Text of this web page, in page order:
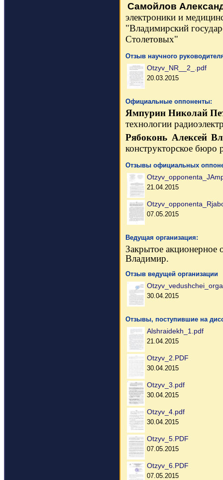
Самойлов
электроники и
"Владимирский
Столетовых"
Отзыв научного
Otzyv_NR__2_.pdf
20.03.2015
Официальные оппоненты:
Ямпурин Николай
технологии
Рябоконь Алексей
конструкторское бюро
Отзывы официальных
21.04.2015
07.05.2015
Ведущая организация:
Закрытое акционерное
Владимир.
Отзыв ведущей организации
30.04.2015
Отзывы, поступившие на
Alshraidekh_1.pdf
21.04.2015
Otzyv_2.PDF
30.04.2015
Otzyv_3.pdf
30.04.2015
Otzyv_4.pdf
30.04.2015
Otzyv_5.PDF
07.05.2015
Otzyv_6.PDF
07.05.2015